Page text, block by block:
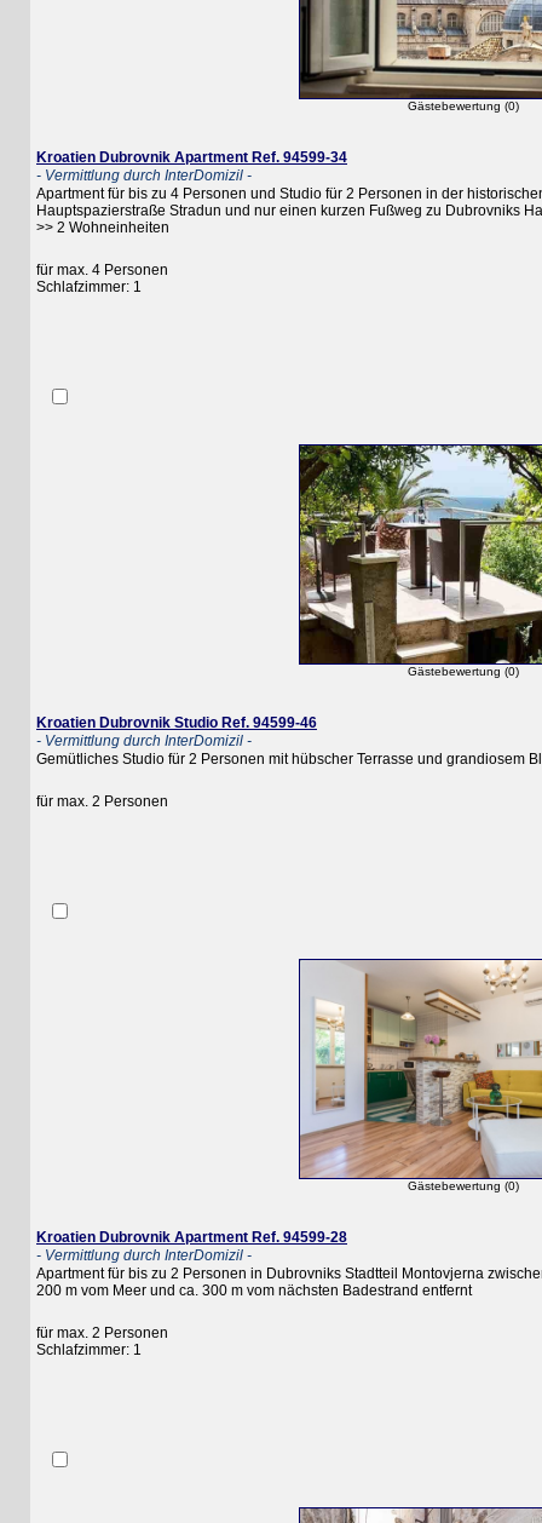
Gästebewertung (0)
Kroatien Dubrovnik Apartment Ref. 94599-34
- Vermittlung durch InterDomizil -
Apartment für bis zu 4 Personen und Studio für 2 Personen in der historischen
Hauptspazierstraße Stradun und nur einen kurzen Fußweg zu Dubrovniks
>> 2 Wohneinheiten
für max. 4 Personen
Schlafzimmer: 1
Gästebewertung (0)
Kroatien Dubrovnik Studio Ref. 94599-46
- Vermittlung durch InterDomizil -
Gemütliches Studio für 2 Personen mit hübscher Terrasse und grandiosem Blick
für max. 2 Personen
Gästebewertung (0)
Kroatien Dubrovnik Apartment Ref. 94599-28
- Vermittlung durch InterDomizil -
Apartment für bis zu 2 Personen in Dubrovniks Stadtteil Montovjerna zwischen
200 m vom Meer und ca. 300 m vom nächsten Badestrand entfernt
für max. 2 Personen
Schlafzimmer: 1